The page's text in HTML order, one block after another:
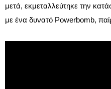
μετά, εκμεταλλεύτηκε την
με ένα δυνατό Powerbomb,